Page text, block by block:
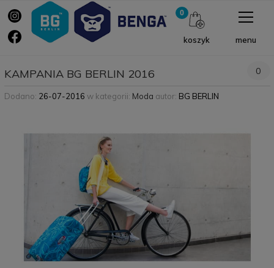
koszyk menu
KAMPANIA BG BERLIN 2016 0
Dodano: 26-07-2016 w kategorii: Moda autor: BG BERLIN